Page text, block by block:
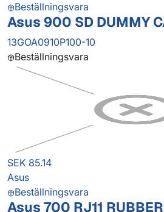
Beställningsvara
Asus 900 SD DUMMY
13GOA0910P100-10
Beställningsvara
SEK 85.14
Asus
Beställningsvara
Asus 700 RJ11